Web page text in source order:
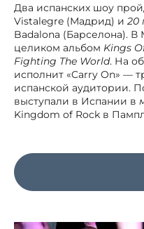
Два испанских шоу
Vistalegre (Мадрид) и 20
Badalona (Барселона).
целиком альбом Kings
Fighting The World. На
исполнит «Carry On» —
испанской аудитории.
выступали в Испании в
Kingdom of Rock в